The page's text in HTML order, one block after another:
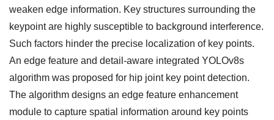
weaken edge information. Key structures surrounding the
keypoint are highly susceptible to background interference.
Such factors hinder the precise localization of key points.
An edge feature and detail-aware integrated YOLOv8s
algorithm was proposed for hip joint key point detection.
The algorithm designs an edge feature enhancement
module to capture spatial information around key points